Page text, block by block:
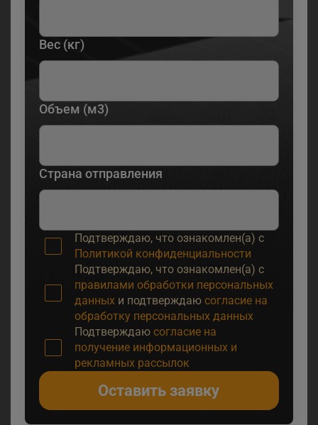
Вес (кг)
Объем (м3)
Страна отправления
Подтверждаю, что ознакомлен(а) с
Политикой конфиденциальности
Подтверждаю, что ознакомлен(а) с
правилами обработки персональных
данныхи подтверждаю согласие на
обработку персональных данных
Подтверждаю согласие на
получение информационных и
рекламных рассылок
Оставить заявку